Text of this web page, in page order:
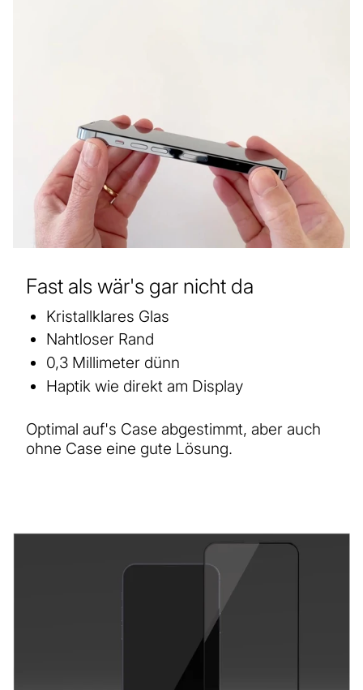
Fast als wär's gar nicht da
Kristallklares Glas
Nahtloser Rand
0,3 Millimeter dünn
Haptik wie direkt am Display
Optimal auf's Case abgestimmt, aber auch
ohne Case eine gute Lösung.